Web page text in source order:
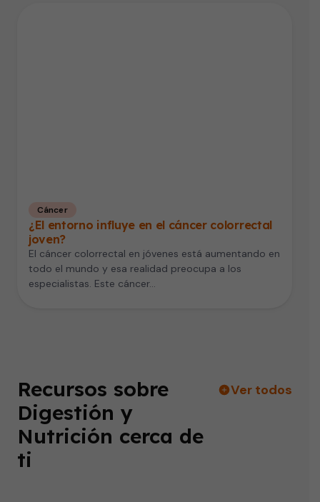
Cáncer
¿El entorno influye en el cáncer colorrectal
joven?
El cáncer colorrectal en jóvenes está aumentando en
todo el mundo y esa realidad preocupa a los
especialistas. Este cáncer…
Recursos sobre
Digestión y
Nutrición cerca de
ti
Ver todos